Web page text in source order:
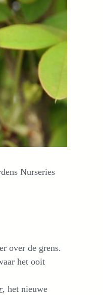
Nurseries
over de grens.
het ooit
, het nieuwe